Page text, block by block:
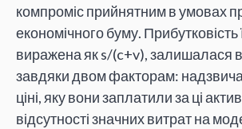
компроміс прийнятним в умовах
економічного буму. Прибутковість
виражена як s/(c+v), залишалася
завдяки двом факторам:
ціні, яку вони заплатили за ці
відсутності значних витрат на